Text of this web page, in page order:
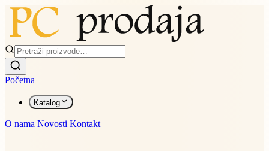
Početna
Katalog
O nama Novosti Kontakt